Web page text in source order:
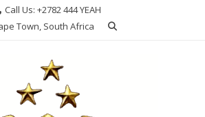
Call Us: +2782 444 YEAH
Town, South Africa